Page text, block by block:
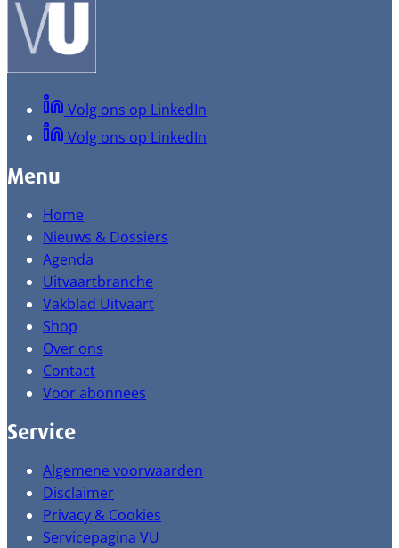
Volg ons op LinkedIn
Volg ons op LinkedIn
Menu
Home
Nieuws & Dossiers
Agenda
Uitvaartbranche
Vakblad Uitvaart
Shop
Over ons
Contact
Voor abonnees
Service
Algemene voorwaarden
Disclaimer
Privacy & Cookies
Servicepagina VU